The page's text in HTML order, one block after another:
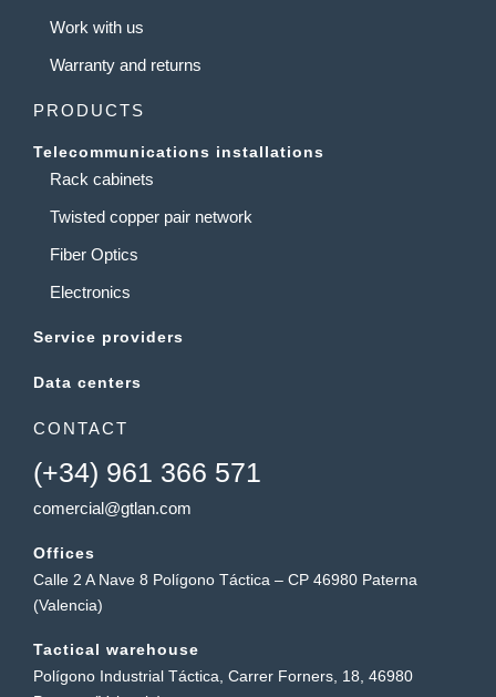
Work with us
Warranty and returns
PRODUCTS
Telecommunications installations
Rack cabinets
Twisted copper pair network
Fiber Optics
Electronics
Service providers
Data centers
CONTACT
(+34) 961 366 571
comercial@gtlan.com
Offices
Calle 2 A Nave 8 Polígono Táctica – CP 46980 Paterna
(Valencia)
Tactical warehouse
Polígono Industrial Táctica, Carrer Forners, 18, 46980